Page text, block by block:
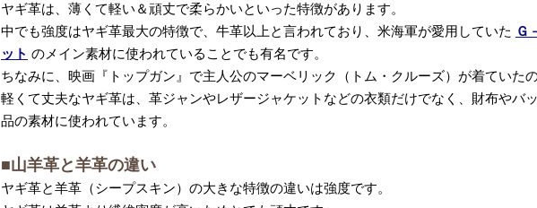
ヤギ革は、薄くて軽い＆頑丈で柔らかいといった特徴があります。
中でも強度はヤギ革最大の特徴で、牛革以上と言われており、米海軍が愛用していた Ｇ
ット のメイン素材に使われていることでも有名です。
ちなみに、映画『トップガン』で主人公のマーベリック（トム・クルーズ）が着ていたの
軽くて丈夫なヤギ革は、革ジャンやレザージャケットなどの衣類だけでなく、財布やバ
品の素材に使われています。
■山羊革と羊革の違い
ヤギ革と羊革（シープスキン）の大きな特徴の違いは強度です。